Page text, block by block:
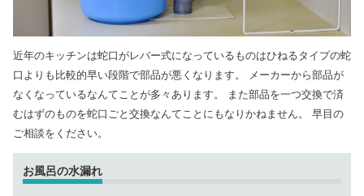
近年のキッチンは蛇口がレバー式になっているものはひねるタイプの蛇
口よりも比較的早い段階で部品が悪くなります。 メーカーから部品が
なくなっているなんてことが多々あります。 また部品を一つ交換で済
むはずのものを蛇口ごと交換なんてことにもなりかねません。 早目の
ご相談をください。
お風呂の水漏れ